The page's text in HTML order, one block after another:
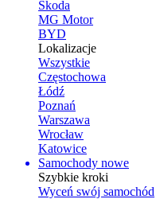
Skoda
MG Motor
BYD
Lokalizacje
Wszystkie
Częstochowa
Łódź
Poznań
Warszawa
Wrocław
Katowice
Samochody nowe
Szybkie kroki
Wyceń swój samochód